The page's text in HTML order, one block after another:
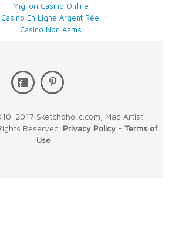
Migliori Casino Online
Casino En Ligne Argent Réel
Casino Non Aams
2017 Sketchoholic.com, Mad Artist
Reserved. Privacy Policy - Terms of
Use